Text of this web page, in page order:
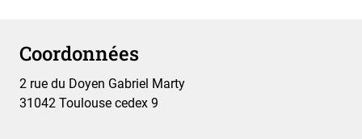
Coordonnées
2 rue du Doyen Gabriel Marty
31042 Toulouse cedex 9